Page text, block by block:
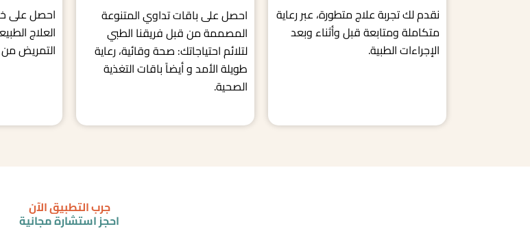
نقدم لك تجربة علاج متطورة، عبر رعاية
متكاملة ومتابعة قبل وأثناء وبعد
الإجراءات الطبية.
احصل على باقات تداوي المتنوعة
المصممة من قبل فريقنا الطبي
لتلائم احتياجاتك: صحة وقائية، رعاية
طويلة الأمد و أيضاً باقات التغذية
الصحية.
احصل على
العلاج
التمريض
جرب التطبيق الآن
احجز استشارة مجانية